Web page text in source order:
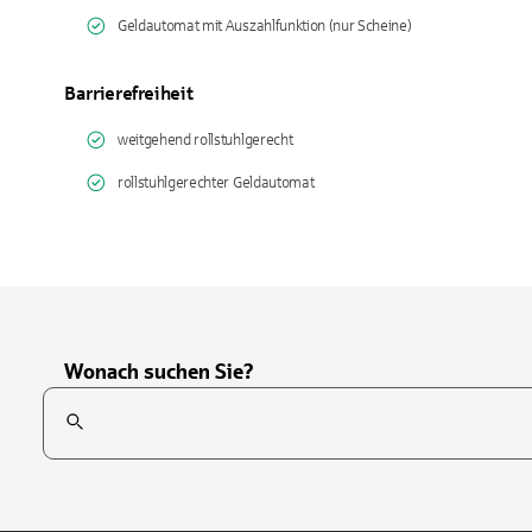
Geldautomat mit Auszahlfunktion (nur Scheine)
Barrierefreiheit
weitgehend rollstuhlgerecht
rollstuhlgerechter Geldautomat
Wonach suchen Sie?
Suchfeld